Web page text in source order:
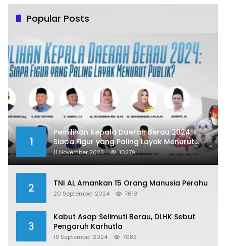
Popular Posts
1
Pemilihan Kepala Daerah Berau 2024:
Siapa Figur yang Paling Layak Menurut
Publik?
11 November 2023 10279
2 TNI AL Amankan 15 Orang Manusia Perahu
20 September 2024 7613
3
Kabut Asap Selimuti Berau, DLHK Sebut
Pengaruh Karhutla
19 September 2024 7089